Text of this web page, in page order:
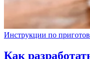
Инструкции по
Как